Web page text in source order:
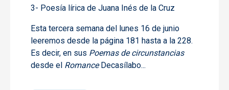
3- Poesía lírica de Juana Inés de la Cruz
Esta tercera semana del lunes 16 de junio
leeremos desde la página 181 hasta a la 228.
Es decir, en sus Poemas de circunstancias
desde el Romance Decasílabo...